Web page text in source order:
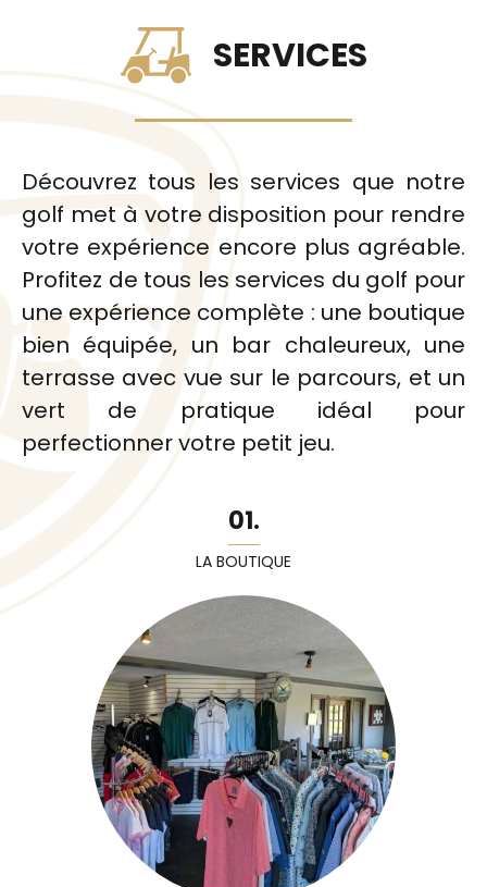
SERVICES
Découvrez tous les services que notre
golf met à votre disposition pour rendre
votre expérience encore plus agréable.
Profitez de tous les services du golf pour
une expérience complète : une boutique
bien équipée, un bar chaleureux, une
terrasse avec vue sur le parcours, et un
vert de pratique idéal pour
perfectionner votre petit jeu.
01.
LA BOUTIQUE